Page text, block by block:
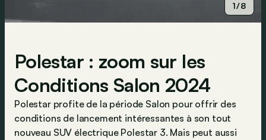
1/8
Polestar : zoom sur les
Conditions Salon 2024
Polestar profite de la période Salon pour offrir des
conditions de lancement intéressantes à son tout
nouveau SUV électrique Polestar 3. Mais peut aussi